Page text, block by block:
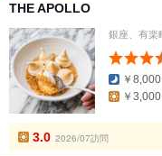
THE APOLLO
￥
￥
3.0 2026/07訪問